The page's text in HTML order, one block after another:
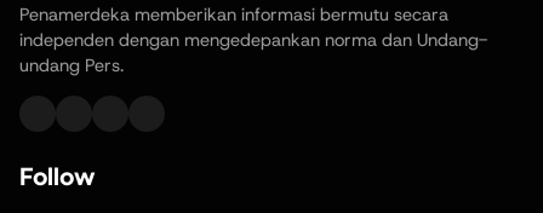
Penamerdeka memberikan informasi bermutu secara
independen dengan mengedepankan norma dan Undang-
undang Pers.
Follow